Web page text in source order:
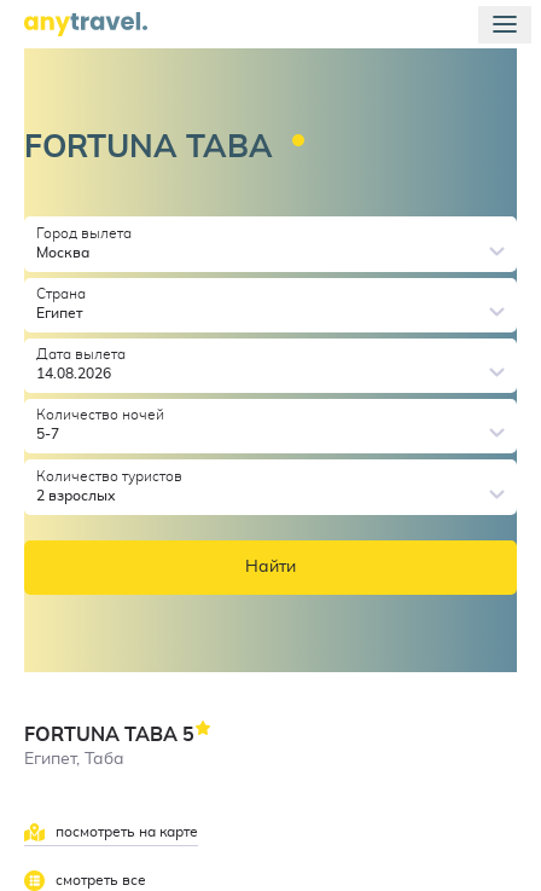
FORTUNA TABA
Город вылета
Москва
Страна
Египет
Дата вылета
14.08.2026
Количество ночей
5-7
Количество туристов
2 взрослых
Найти
FORTUNA TABA 5
Египет, Таба
посмотреть на карте
смотреть все